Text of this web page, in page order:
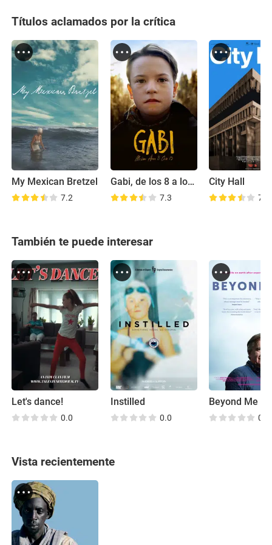
Títulos aclamados por la crítica
My Mexican Bretzel
7.2
Gabi, de los 8 a los 13 años
7.3
City Hall
7.6
También te puede interesar
Let's dance!
0.0
Instilled
0.0
Beyond Me
0.0
Vista recientemente